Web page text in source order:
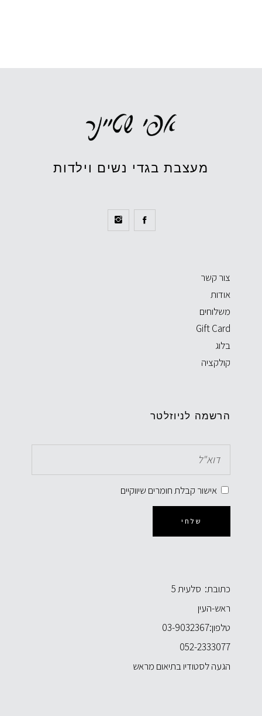
מעצבת בגדי נשים וילדות
צור קשר
אודות
משלוחים
Gift Card
בלוג
קולקציה
הרשמה לניוזלטר
אישור קבלת חומרים שיווקיים
שלחי
כתובת: סלעית 5
ראש-העין
טלפון:03-9032367
052-2333077
הגעה לסטודיו בתיאום מראש